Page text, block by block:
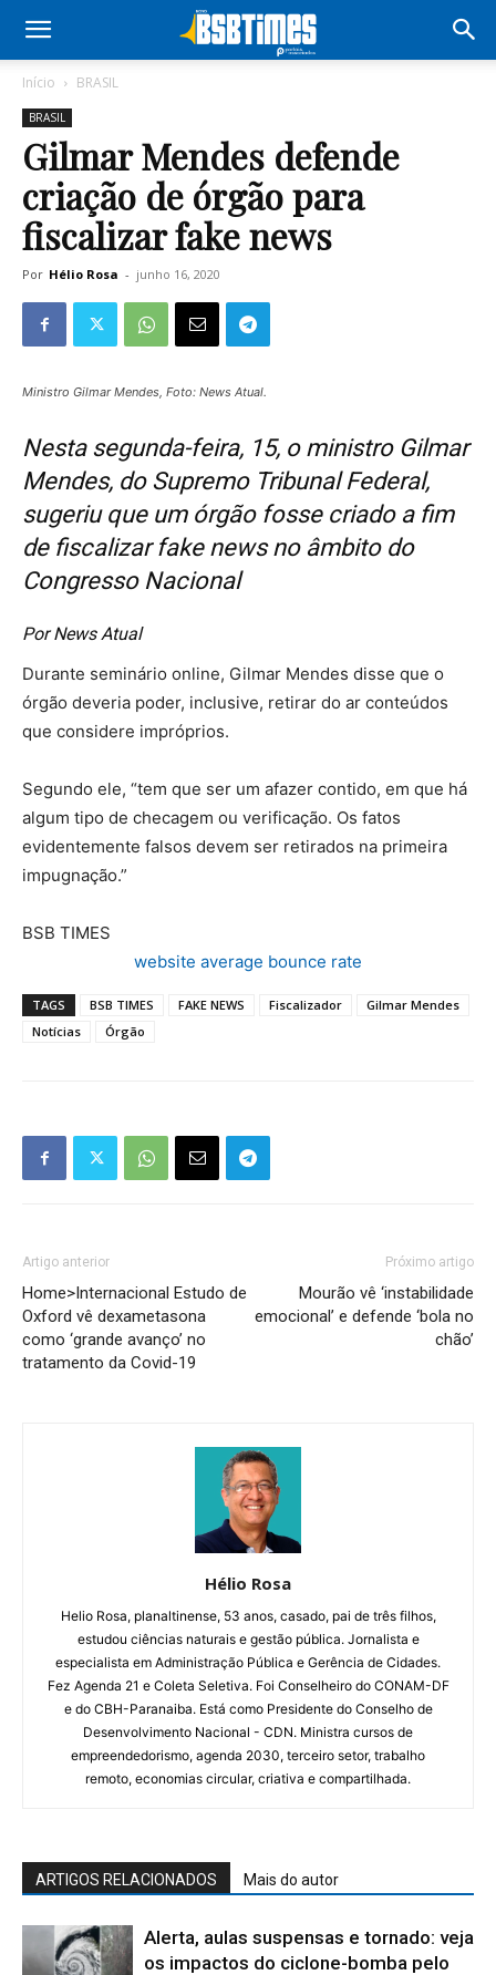
Início BRASIL
BRASIL
Gilmar Mendes defende
criação de órgão para
fiscalizar fake news
Por Hélio Rosa - junho 16, 2020
Ministro Gilmar Mendes, Foto: News Atual.
Nesta segunda-feira, 15, o ministro Gilmar
Mendes, do Supremo Tribunal Federal,
sugeriu que um órgão fosse criado a fim
de fiscalizar fake news no âmbito do
Congresso Nacional
Por News Atual
Durante seminário online, Gilmar Mendes disse que o
órgão deveria poder, inclusive, retirar do ar conteúdos
que considere impróprios.
Segundo ele, “tem que ser um afazer contido, em que há
algum tipo de checagem ou verificação. Os fatos
evidentemente falsos devem ser retirados na primeira
impugnação.”
BSB TIMES
website average bounce rate
TAGS BSB TIMES FAKE NEWS Fiscalizador
Gilmar Mendes
Notícias
Órgão
Artigo anterior
Home>Internacional Estudo de
Oxford vê dexametasona
como ‘grande avanço’ no
tratamento da Covid-19
Próximo artigo
Mourão vê ‘instabilidade
emocional’ e defende ‘bola no
chão’
Hélio Rosa
Helio Rosa, planaltinense, 53 anos, casado, pai de três filhos,
estudou ciências naturais e gestão pública. Jornalista e
especialista em Administração Pública e Gerência de Cidades.
Fez Agenda 21 e Coleta Seletiva. Foi Conselheiro do CONAM-DF
e do CBH-Paranaiba. Está como Presidente do Conselho de
Desenvolvimento Nacional - CDN. Ministra cursos de
empreendedorismo, agenda 2030, terceiro setor, trabalho
remoto, economias circular, criativa e compartilhada.
ARTIGOS RELACIONADOS Mais do autor
Alerta, aulas suspensas e tornado: veja
os impactos do ciclone-bomba pelo